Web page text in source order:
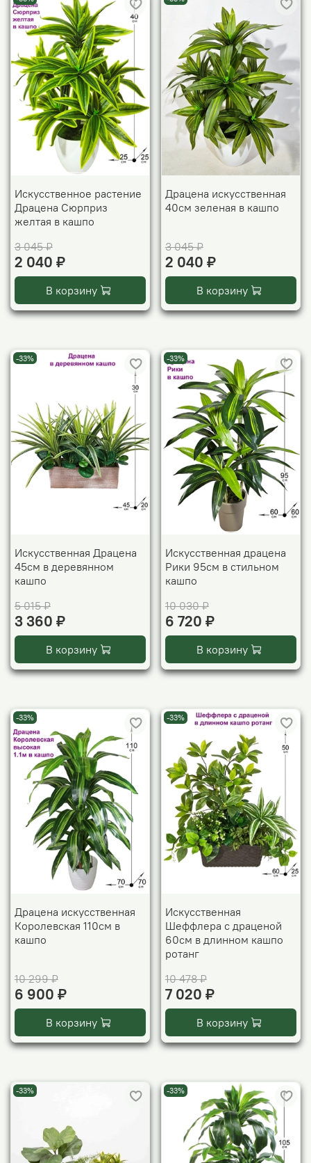
Искусственное растение
Драцена Сюрприз
желтая в кашпо
3 045 ₽
2 040 ₽
В корзину
Драцена искусственная
40см зеленая в кашпо
3 045 ₽
2 040 ₽
В корзину
-33%
Искусственная Драцена
45см в деревянном
кашпо
5 015 ₽
3 360 ₽
В корзину
-33%
Искусственная драцена
Рики 95см в стильном
кашпо
10 030 ₽
6 720 ₽
В корзину
-33%
Драцена искусственная
Королевская 110см в
кашпо
10 299 ₽
6 900 ₽
В корзину
-33%
Искусственная
Шеффлера с драценой
60см в длинном кашпо
ротанг
10 478 ₽
7 020 ₽
В корзину
-33% -33%